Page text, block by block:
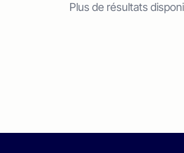
Plus de résultats